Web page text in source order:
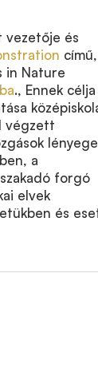
vezetője és
című,
in Nature
., Ennek célja
végzett
a
forgó
elvek
és